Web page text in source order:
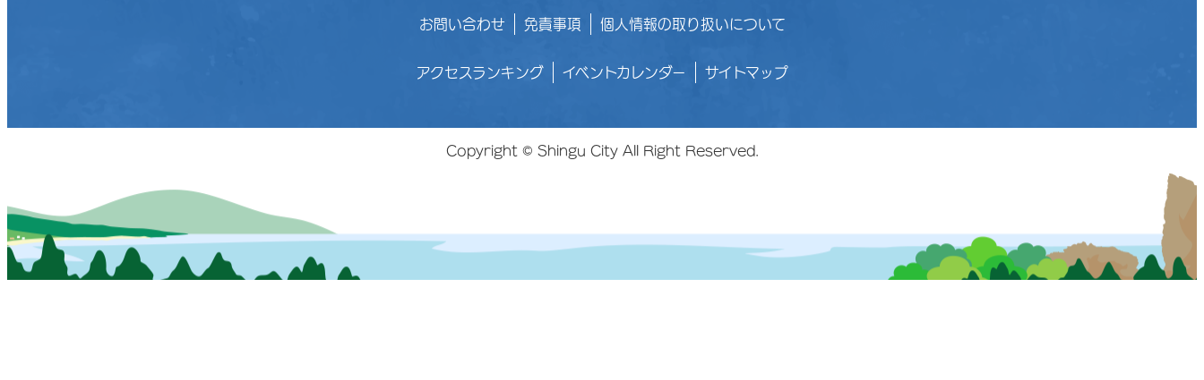
お問い合わせ 免責事項 個人情報の取り扱いについて
アクセスランキング イベントカレンダー サイトマップ
Copyright © Shingu City All Right Reserved.